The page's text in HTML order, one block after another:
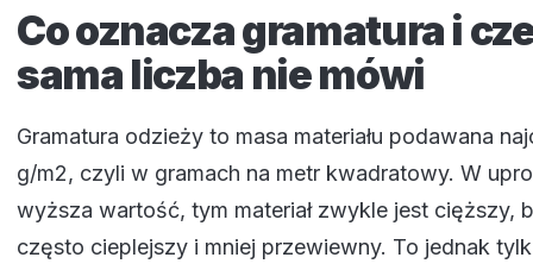
Co oznacza gramatura i
sama liczba nie mówi
Gramatura odzieży to masa materiału podawana
g/m2, czyli w gramach na metr kwadratowy. W
wyższa wartość, tym materiał zwykle jest cięższy,
często cieplejszy i mniej przewiewny. To jednak